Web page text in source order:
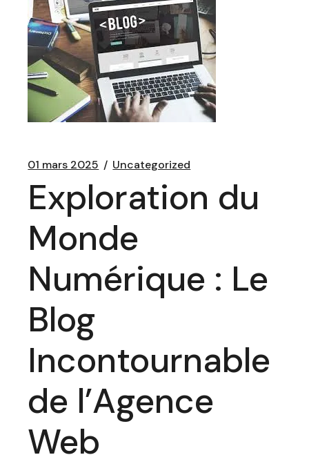
01 mars 2025 Uncategorized
Exploration du
Monde
Numérique : Le
Blog
Incontournable
de l’Agence
Web